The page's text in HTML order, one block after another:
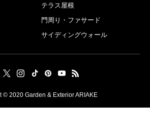
テラス屋根
門周り・ファサード
サイディングウォール
© 2020 Garden & Exterior ARIAKE